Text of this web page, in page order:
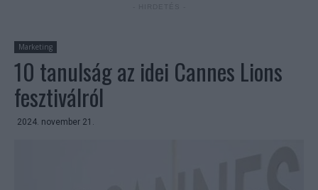
Marketing
10 tanulság az idei Cannes Lions
fesztiválról
2024. november 21.